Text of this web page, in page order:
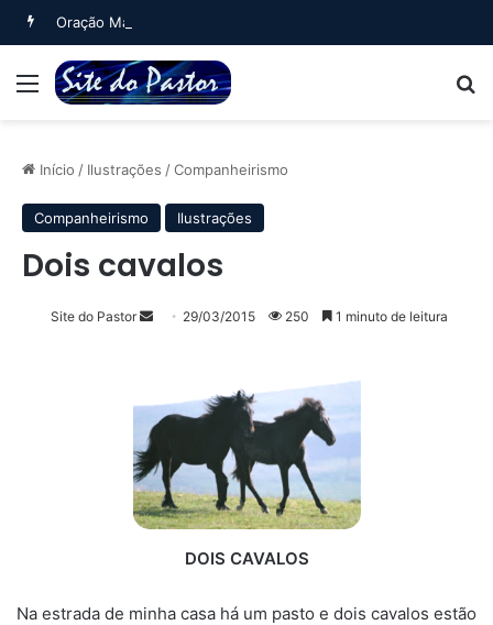
Oração Matinal (Salmo 5)
Menu
Início / Ilustrações /Companheirismo
Companheirismo Ilustrações
Dois cavalos
Site do Pastor
Mande29/03/2015 250 1 minuto de leitura
DOIS CAVALOS
Na estrada de minha casa há um pasto e dois cavalos estão